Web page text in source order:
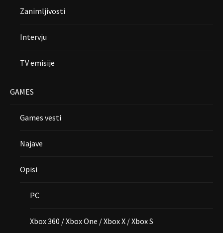
Zanimljivosti
Intervju
TV emisije
GAMES
Games vesti
Najave
Opisi
PC
Xbox 360 / Xbox One / Xbox X / Xbox S